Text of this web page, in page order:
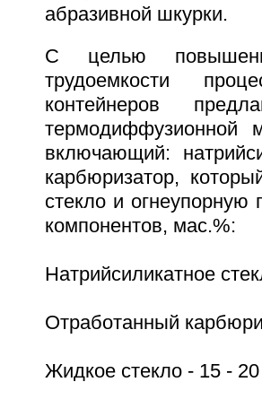
абразивной шкурки.
С целью
трудоемкости
контейнеров
термодиффузионной
включающий:
карбюризатор,
стекло и
компонентов, мас.%:
Натрийсиликатное
Отработанный
Жидкое стекло - 15 - 20